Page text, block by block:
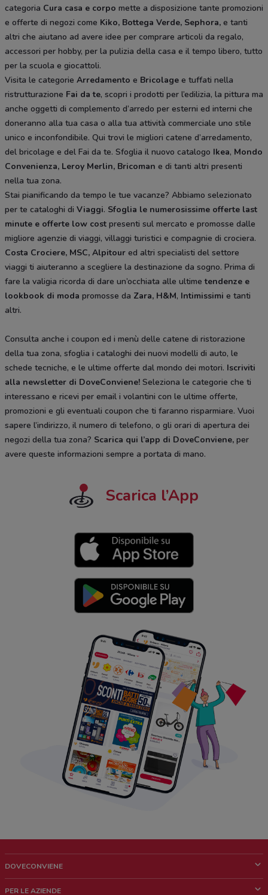
categoria Cura casa e corpo mette a disposizione tante promozioni
e offerte di negozi come Kiko, Bottega Verde, Sephora, e tanti
altri che aiutano ad avere idee per comprare articoli da regalo,
accessori per hobby, per la pulizia della casa e il tempo libero, tutto
per la scuola e giocattoli.
Visita le categorie Arredamento e Bricolage e tuffati nella
ristrutturazione Fai da te, scopri i prodotti per l’edilizia, la pittura ma
anche oggetti di complemento d’arredo per esterni ed interni che
doneranno alla tua casa o alla tua attività commerciale uno stile
unico e inconfondibile. Qui trovi le migliori catene d’arredamento,
del bricolage e del Fai da te. Sfoglia il nuovo catalogo Ikea, Mondo
Convenienza, Leroy Merlin, Bricoman e di tanti altri presenti
nella tua zona.
Stai pianificando da tempo le tue vacanze? Abbiamo selezionato
per te cataloghi di Viaggi. Sfoglia le numerosissime offerte last
minute e offerte low cost presenti sul mercato e promosse dalle
migliore agenzie di viaggi, villaggi turistici e compagnie di crociera.
Costa Crociere, MSC, Alpitour ed altri specialisti del settore
viaggi ti aiuteranno a scegliere la destinazione da sogno. Prima di
fare la valigia ricorda di dare un’occhiata alle ultimetendenze e
lookbook di moda promosse da Zara, H&M, Intimissimi e tanti
altri.
Consulta anche i coupon ed i menù delle catene di ristorazione
della tua zona, sfoglia i cataloghi dei nuovi modelli di auto, le
schede tecniche, e le ultime offerte dal mondo dei motori. Iscriviti
alla newsletter di DoveConviene! Seleziona le categorie che ti
interessano e ricevi per email i volantini con le ultime offerte,
promozioni e gli eventuali coupon che ti faranno risparmiare. Vuoi
sapere l’indirizzo, il numero di telefono, o gli orari di apertura dei
negozi della tua zona? Scarica qui l’app di DoveConviene, per
avere queste informazioni sempre a portata di mano.
Scarica l’App
DOVECONVIENE
PER LE AZIENDE